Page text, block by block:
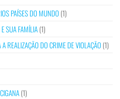
PAÍSES DO MUNDO (1)
SUA FAMÍLIA(1)
REALIZAÇÃO DO CRIME DE VIOLAÇÃO (1)
(1)